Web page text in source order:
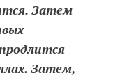
Затем
Затем,